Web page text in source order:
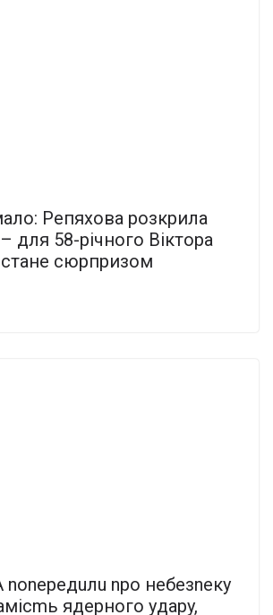
Репяхова розкрила
для 58-річного Віктора
стане сюрпризом
npо нeбeзneкy
ядepнoго yдapy,